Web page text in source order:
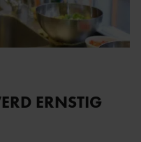
ERNSTIG